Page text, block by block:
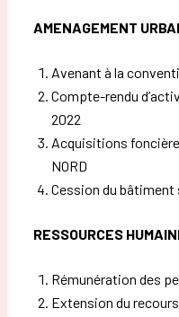
AMENAGEMENT
Avenant à la
Compte-rendu
2022
Acquisitions
NORD
Cession du bâtiment
RESSOURCES
Rémunération des
Extension du